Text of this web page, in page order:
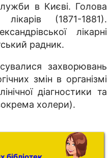
в Києві. Голова
(1871-1881).
лікарні
радник.
захворювань
змін в організмі
діагностики та
холери).